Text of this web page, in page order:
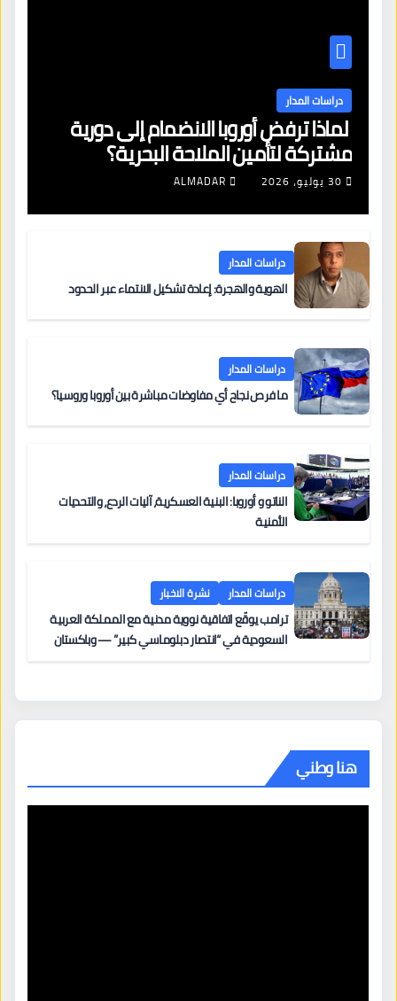
دراسات المدار
لماذا ترفض أوروبا الانضمام إلى دورية
مشتركة لتأمين الملاحة البحرية؟
30 يوليو، 2026 ALMADAR
دراسات المدار
الهوية والهجرة: إعادة تشكيل الانتماء عبر الحدود
دراسات المدار
ما فرص نجاح أي مفاوضات مباشرة بين أوروبا وروسيا؟
دراسات المدار
الناتو و أوروبا: البنية العسكرية، آليات الردع، والتحديات
الأمنية
دراسات المدار نشرة الاخبار
ترامب يوقّع اتفاقية نووية مدنية مع المملكة العربية
السعودية في “انتصار دبلوماسي كبير” — وباكستان
هنا وطني